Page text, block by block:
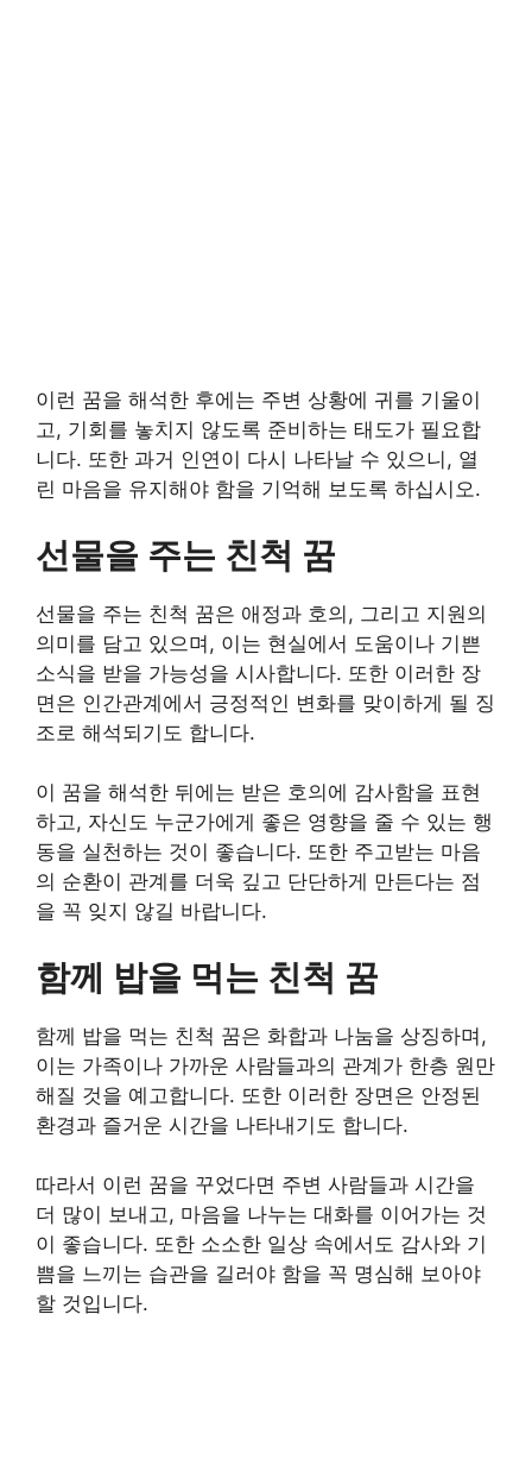
이런 꿈을 해석한 후에는 주변 상황에 귀를 기울이
고, 기회를 놓치지 않도록 준비하는 태도가 필요합
니다. 또한 과거 인연이 다시 나타날 수 있으니, 열
린 마음을 유지해야 함을 기억해 보도록 하십시오.
선물을 주는 친척 꿈
선물을 주는 친척 꿈은 애정과 호의, 그리고 지원의
의미를 담고 있으며, 이는 현실에서 도움이나 기쁜
소식을 받을 가능성을 시사합니다. 또한 이러한 장
면은 인간관계에서 긍정적인 변화를 맞이하게 될 징
조로 해석되기도 합니다.
이 꿈을 해석한 뒤에는 받은 호의에 감사함을 표현
하고, 자신도 누군가에게 좋은 영향을 줄 수 있는 행
동을 실천하는 것이 좋습니다. 또한 주고받는 마음
의 순환이 관계를 더욱 깊고 단단하게 만든다는 점
을 꼭 잊지 않길 바랍니다.
함께 밥을 먹는 친척 꿈
함께 밥을 먹는 친척 꿈은 화합과 나눔을 상징하며,
이는 가족이나 가까운 사람들과의 관계가 한층 원만
해질 것을 예고합니다. 또한 이러한 장면은 안정된
환경과 즐거운 시간을 나타내기도 합니다.
따라서 이런 꿈을 꾸었다면 주변 사람들과 시간을
더 많이 보내고, 마음을 나누는 대화를 이어가는 것
이 좋습니다. 또한 소소한 일상 속에서도 감사와 기
쁨을 느끼는 습관을 길러야 함을 꼭 명심해 보아야
할 것입니다.